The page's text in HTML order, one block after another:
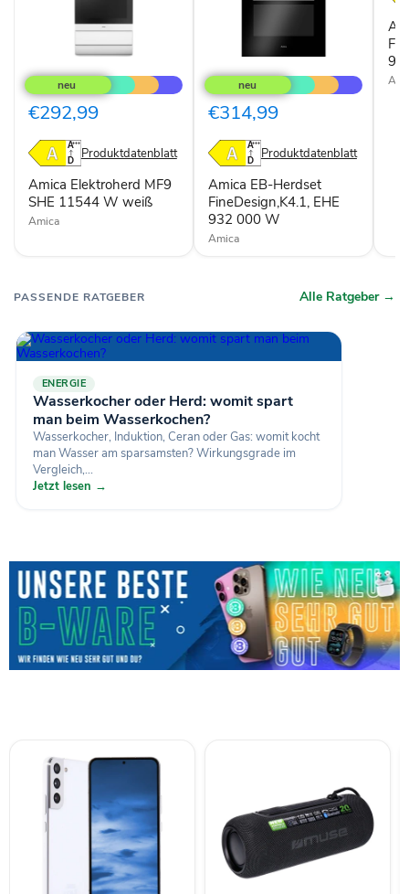
Elektroherd
MF9
SHE
11544
weiß
€292,99
Produktdatenblatt
Amica Elektroherd MF9
SHE 11544 W weiß
Amica
EB-
Herdset
FineDesign,K4.1,
EHE
932
000
W
€314,99
Produktdatenblatt
Amica EB-Herdset
FineDesign,K4.1, EHE
932 000 W
Amica
PASSENDE RATGEBER Alle Ratgeber →
ENERGIE
Wasserkocher oder Herd: womit spart
man beim Wasserkochen?
Wasserkocher, Induktion, Ceran oder Gas: womit kocht
man Wasser am sparsamsten? Wirkungsgrade im
Vergleich,...
Jetzt lesen →